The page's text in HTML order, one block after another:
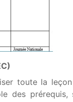
toute la
des prérequis,